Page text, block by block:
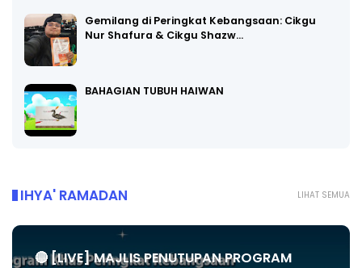
Gemilang di Peringkat Kebangsaan: Cikgu
Nur Shafura & Cikgu Shazw…
BAHAGIAN TUBUH HAIWAN
LIHAT SEMUA
IHYA' RAMADAN
🔴 [LIVE] MAJLIS PENUTUPAN PROGRAM